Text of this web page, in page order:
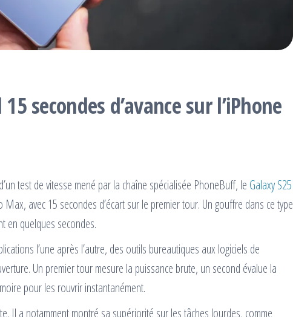
secondes d’avance sur l’iPhone
test de vitesse mené par la chaîne spécialisée PhoneBuff, le Galaxy S25
Max, avec 15 secondes d’écart sur le premier tour. Un gouffre dans ce type
en quelques secondes.
l’une après l’autre, des outils bureautiques aux logiciels de
Un premier tour mesure la puissance brute, un second évalue la
pour les rouvrir instantanément.
Il a notamment montré sa supériorité sur les tâches lourdes, comme